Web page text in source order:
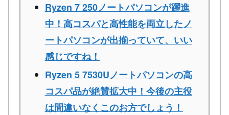
Ryzen 7 250ノートパソコンが躍進
中！高コスパと高性能を両立したノ
ートパソコンが出揃っていて、いい
感じですね！
Ryzen 5 7530Uノートパソコンの高
コスパ品が絶賛拡大中！今後の主役
は間違いなくこのお方でしょう！